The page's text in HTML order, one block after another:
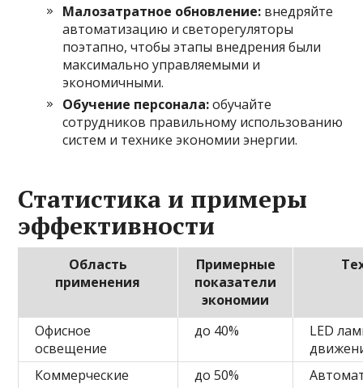
Малозатратное обновление: внедряйте
автоматизацию и светорегуляторы
поэтапно, чтобы этапы внедрения были
максимально управляемыми и
экономичными.
Обучение персонала:обучайте
сотрудников правильному использованию
систем и технике экономии энергии.
Статистика и примеры
эффективности
Область
применения
Примерные
показатели
экономии
Офисное
освещение
до 40%
LED
Коммерческие
до 50%